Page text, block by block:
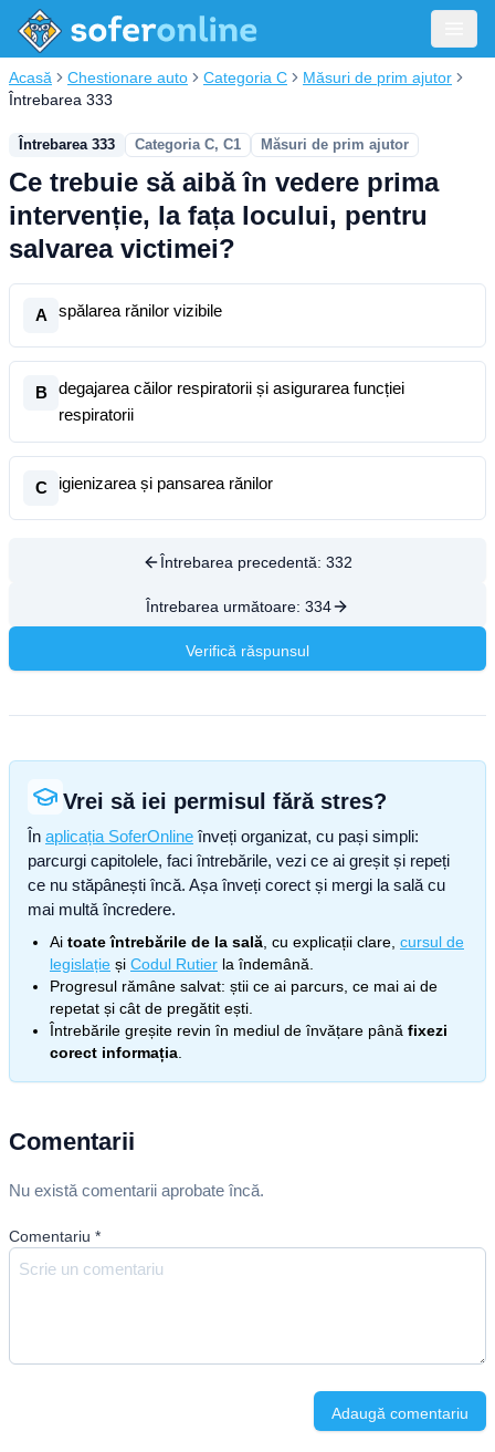
Acasă Chestionare auto Categoria C
Măsuri de prim ajutor
Întrebarea 333
Întrebarea 333 Categoria C, C1 Măsuri de prim ajutor
Ce trebuie să aibă în vedere prima
intervenție, la fața locului, pentru
salvarea victimei?
A spălarea rănilor vizibile
B
degajarea căilor respiratorii și asigurarea funcției
respiratorii
C igienizarea și pansarea rănilor
Întrebarea precedentă: 332
Întrebarea următoare: 334
Verifică răspunsul
Vrei să iei permisul fără stres?
În aplicația SoferOnline înveți organizat, cu pași simpli:
parcurgi capitolele, faci întrebările, vezi ce ai greșit și repeți
ce nu stăpânești încă. Așa înveți corect și mergi la sală cu
mai multă încredere.
Ai toate întrebările de la sală , cu explicații clare, cursul de
legislație și Codul Rutier la îndemână.
Progresul rămâne salvat: știi ce ai parcurs, ce mai ai de
repetat și cât de pregătit ești.
Întrebările greșite revin în mediul de învățare până fixezi
corect informația
Comentarii
Nu există comentarii aprobate încă.
Comentariu *
Adaugă comentariu